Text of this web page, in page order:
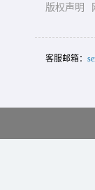
版权声明
客服邮箱：